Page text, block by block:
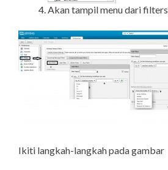
Akan tampil menu dari filters
Ikiti langkah-langkah pada gambar